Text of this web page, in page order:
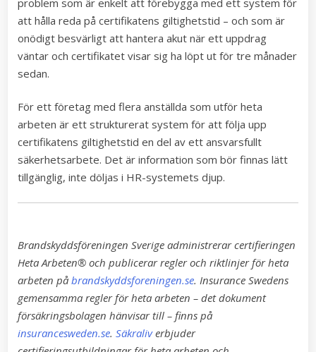
att hålla reda på certifikatens giltighetstid – och som är
onödigt besvärligt att hantera akut när ett uppdrag
väntar och certifikatet visar sig ha löpt ut för tre månader
sedan.
För ett företag med flera anställda som utför heta
arbeten är ett strukturerat system för att följa upp
certifikatens giltighetstid en del av ett ansvarsfullt
säkerhetsarbete. Det är information som bör finnas lätt
tillgänglig, inte döljas i HR-systemets djup.
Brandskyddsföreningen Sverige administrerar certifieringen
Heta Arbeten® och publicerar regler och riktlinjer för heta
arbeten på brandskyddsforeningen.se. Insurance Swedens
gemensamma regler för heta arbeten – det dokument
försäkringsbolagen hänvisar till – finns på
insurancesweden.se. Säkraliverbjuder